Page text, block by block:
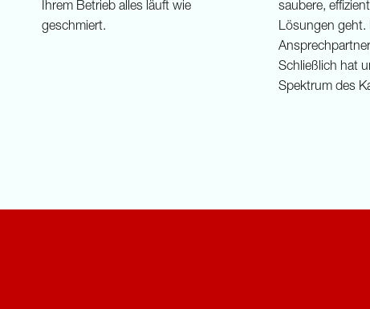
Ihrem Betrieb alles läuft wie
geschmiert.
saubere,
Lösungen geht.
Schließlich hat
Spektrum des